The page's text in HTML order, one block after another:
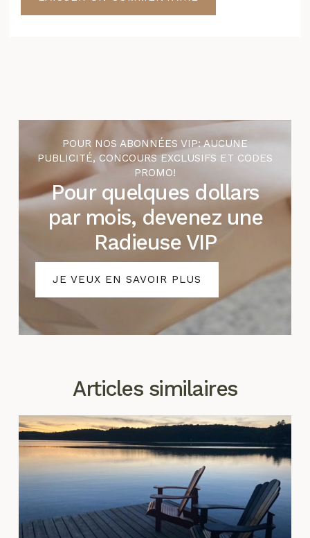
POUR NOS ABONNÉES VIP: AUCUNE
PUBLICITÉ, CONCOURS EXCLUSIFS ET CODES
PROMO!
Pour quelques dollars
par mois, devenez une
Radieuse VIP
JE VEUX EN SAVOIR PLUS
Articles similaires